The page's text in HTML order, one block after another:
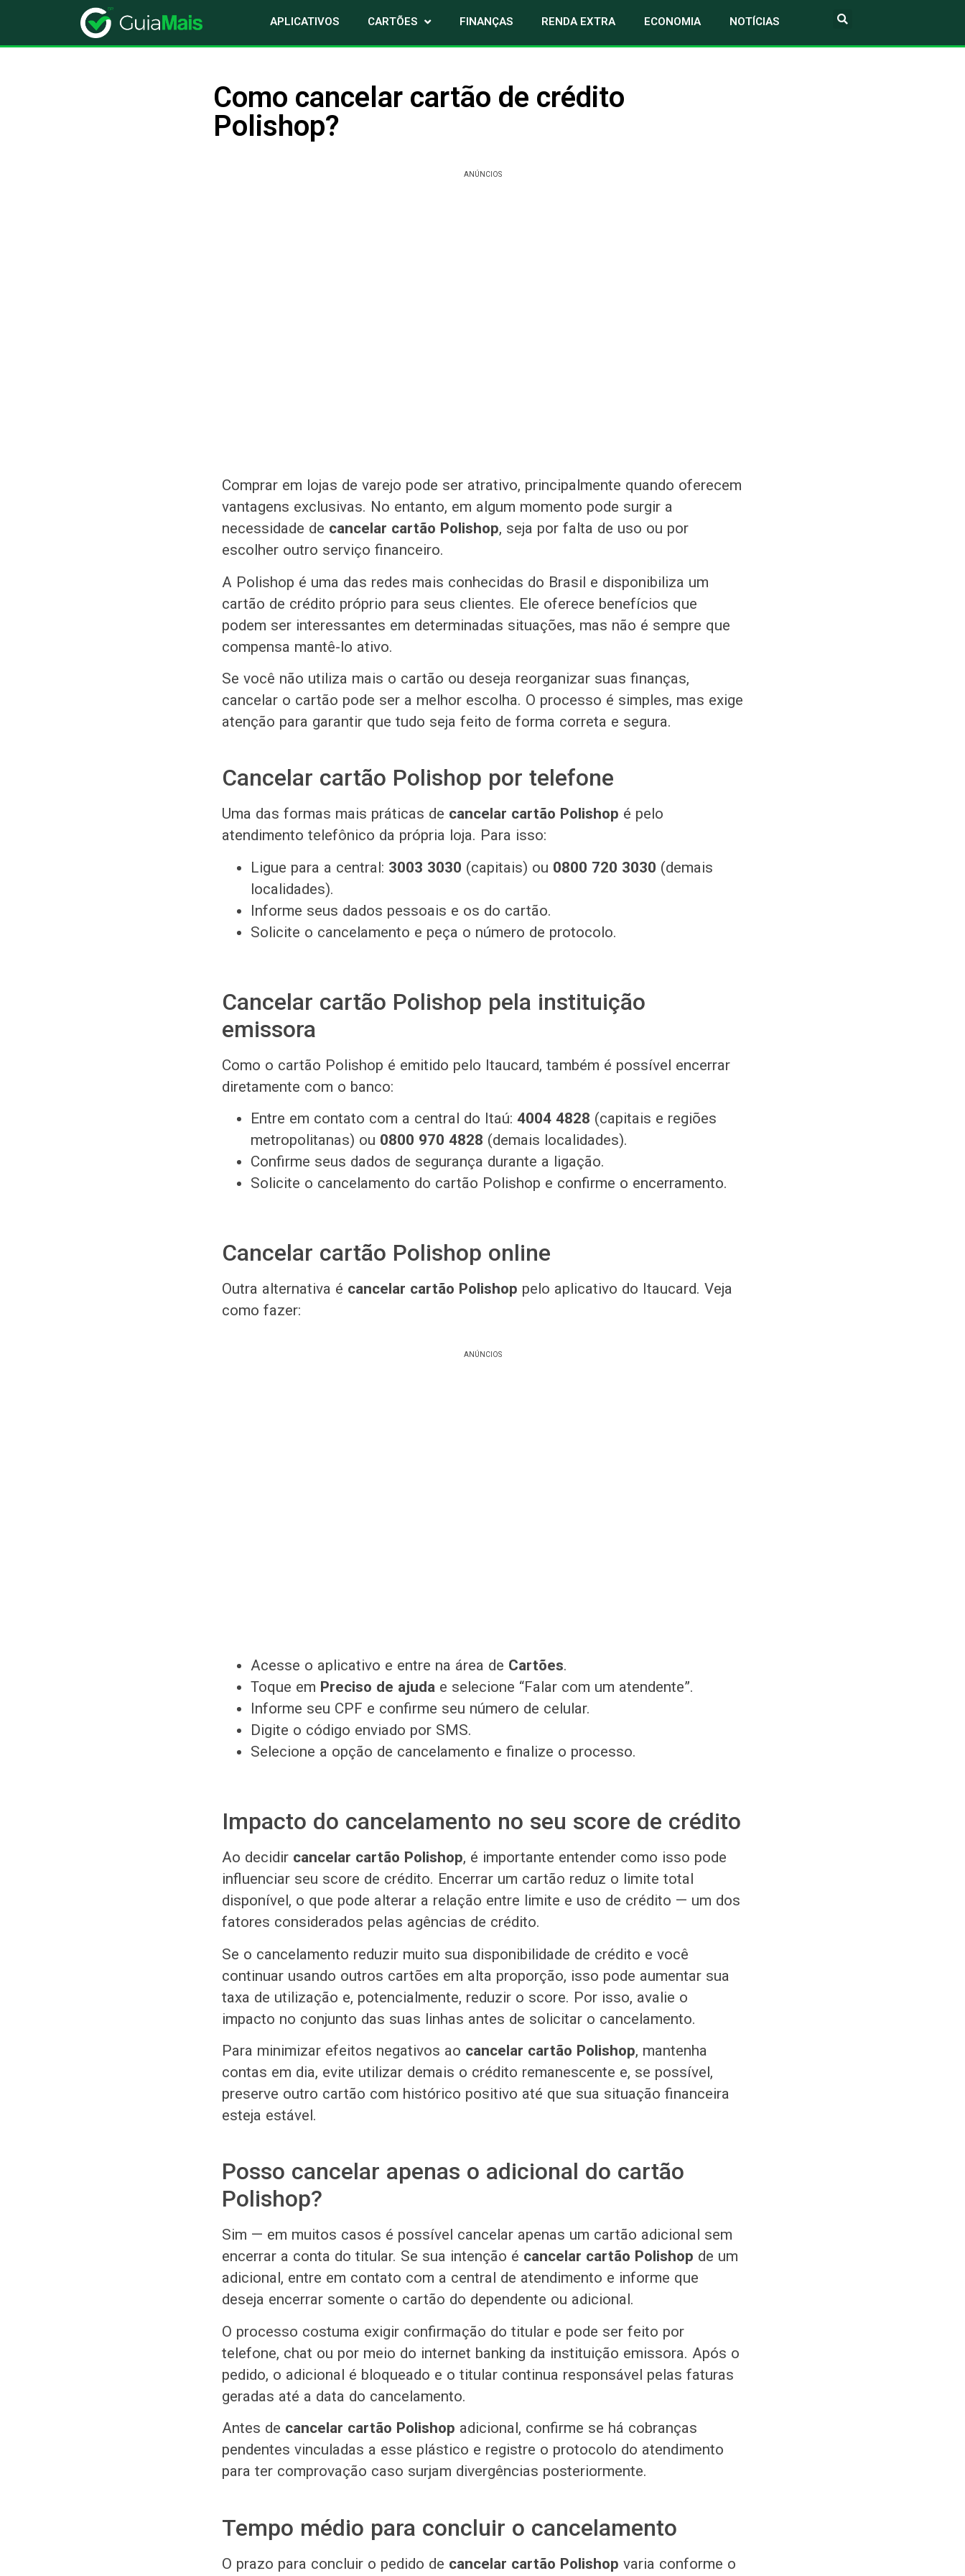
APLICATIVOS CARTÕES FINANÇAS RENDA EXTRA ECONOMIA NOTÍCIAS
Como cancelar cartão de crédito
Polishop?
ANÚNCIOS
Comprar em lojas de varejo pode ser atrativo, principalmente quando oferecem
vantagens exclusivas. No entanto, em algum momento pode surgir a
necessidade de cancelar cartão Polishop, seja por falta de uso ou por
escolher outro serviço financeiro.
A Polishop é uma das redes mais conhecidas do Brasil e disponibiliza um
cartão de crédito próprio para seus clientes. Ele oferece benefícios que
podem ser interessantes em determinadas situações, mas não é sempre que
compensa mantê-lo ativo.
Se você não utiliza mais o cartão ou deseja reorganizar suas finanças,
cancelar o cartão pode ser a melhor escolha. O processo é simples, mas exige
atenção para garantir que tudo seja feito de forma correta e segura.
Cancelar cartão Polishop por telefone
Uma das formas mais práticas de cancelar cartão Polishop é pelo
atendimento telefônico da própria loja. Para isso:
Ligue para a central: 3003 3030 (capitais) ou 0800 720 3030 (demais
localidades).
Informe seus dados pessoais e os do cartão.
Solicite o cancelamento e peça o número de protocolo.
Cancelar cartão Polishop pela instituição
emissora
Como o cartão Polishop é emitido pelo Itaucard, também é possível encerrar
diretamente com o banco:
Entre em contato com a central do Itaú: 4004 4828 (capitais e regiões
metropolitanas) ou 0800 970 4828 (demais localidades).
Confirme seus dados de segurança durante a ligação.
Solicite o cancelamento do cartão Polishop e confirme o encerramento.
Cancelar cartão Polishop online
Outra alternativa é cancelar cartão Polishop pelo aplicativo do Itaucard. Veja
como fazer:
ANÚNCIOS
Acesse o aplicativo e entre na área de Cartões.
Toque em Preciso de ajuda e selecione “Falar com um atendente”.
Informe seu CPF e confirme seu número de celular.
Digite o código enviado por SMS.
Selecione a opção de cancelamento e finalize o processo.
Impacto do cancelamento no seu score de crédito
Ao decidir cancelar cartão Polishop, é importante entender como isso pode
influenciar seu score de crédito. Encerrar um cartão reduz o limite total
disponível, o que pode alterar a relação entre limite e uso de crédito — um dos
fatores considerados pelas agências de crédito.
Se o cancelamento reduzir muito sua disponibilidade de crédito e você
continuar usando outros cartões em alta proporção, isso pode aumentar sua
taxa de utilização e, potencialmente, reduzir o score. Por isso, avalie o
impacto no conjunto das suas linhas antes de solicitar o cancelamento.
Para minimizar efeitos negativos ao cancelar cartão Polishop, mantenha
contas em dia, evite utilizar demais o crédito remanescente e, se possível,
preserve outro cartão com histórico positivo até que sua situação financeira
esteja estável.
Posso cancelar apenas o adicional do cartão
Polishop?
Sim — em muitos casos é possível cancelar apenas um cartão adicional sem
encerrar a conta do titular. Se sua intenção é cancelar cartão Polishop de um
adicional, entre em contato com a central de atendimento e informe que
deseja encerrar somente o cartão do dependente ou adicional.
O processo costuma exigir confirmação do titular e pode ser feito por
telefone, chat ou por meio do internet banking da instituição emissora. Após o
pedido, o adicional é bloqueado e o titular continua responsável pelas faturas
geradas até a data do cancelamento.
Antes de cancelar cartão Polishop adicional, confirme se há cobranças
pendentes vinculadas a esse plástico e registre o protocolo do atendimento
para ter comprovação caso surjam divergências posteriormente.
Tempo médio para concluir o cancelamento
O prazo para concluir o pedido de cancelar cartão Polishop varia conforme o